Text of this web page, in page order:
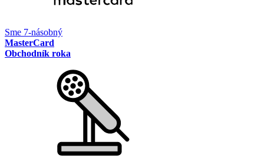
Sme 7-násobný
MasterCard
Obchodník roka